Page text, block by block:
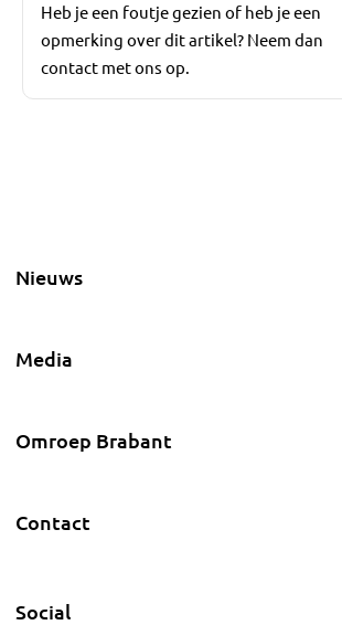
Heb je een foutje gezien of heb je een
opmerking over dit artikel? Neem dan
contact met ons op.
Nieuws
Media
Omroep Brabant
Contact
Social